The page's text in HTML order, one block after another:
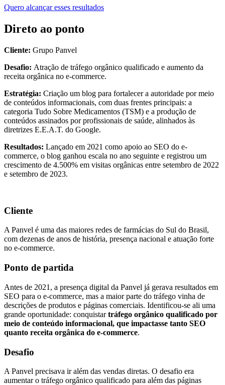
Quero alcançar esses resultados
Direto ao ponto
Cliente: Grupo Panvel
Desafio: Atração de tráfego orgânico qualificado e aumento da
receita orgânica no e-commerce.
Estratégia: Criação um blog para fortalecer a autoridade por meio
de conteúdos informacionais, com duas frentes principais: a
categoria Tudo Sobre Medicamentos (TSM) e a produção de
conteúdos assinados por profissionais de saúde, alinhados às
diretrizes E.E.A.T. do Google.
Resultados: Lançado em 2021 como apoio ao SEO do e-
commerce, o blog ganhou escala no ano seguinte e registrou um
crescimento de 4.500% em visitas orgânicas entre setembro de 2022
e setembro de 2023.
Cliente
A Panvel é uma das maiores redes de farmácias do Sul do Brasil,
com dezenas de anos de história, presença nacional e atuação forte
no e-commerce.
Ponto de partida
Antes de 2021, a presença digital da Panvel já gerava resultados em
SEO para o e-commerce, mas a maior parte do tráfego vinha de
descrições de produtos e páginas comerciais. Identificou-se ali uma
grande oportunidade: conquistartráfego orgânico qualificado por
meio de conteúdo informacional, que impactasse tanto SEO
quanto receita orgânica do e-commerce.
Desafio
A Panvel precisava ir além das vendas diretas. O desafio era
aumentar o tráfego orgânico qualificado para além das páginas